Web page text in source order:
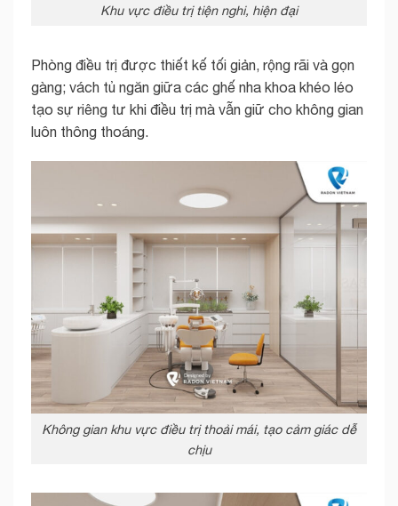
Khu vực điều trị tiện nghi, hiện đại
Phòng điều trị được thiết kế tối giản, rộng rãi và gọn
gàng; vách tủ ngăn giữa các ghế nha khoa khéo léo
tạo sự riêng tư khi điều trị mà vẫn giữ cho không gian
luôn thông thoáng.
Không gian khu vực điều trị thoải mái, tạo cảm giác dễ
chịu